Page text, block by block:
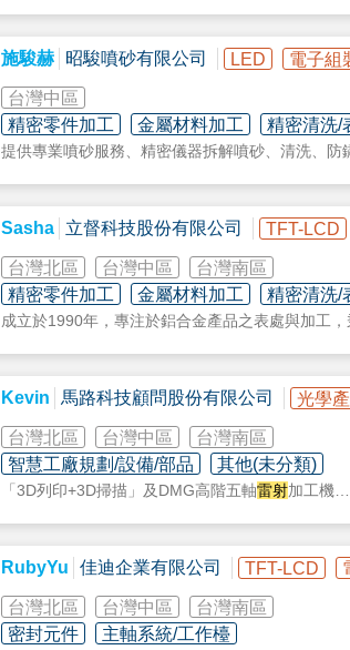
INTAMSYS 品牌專注於工業級FFF/FDM 3D 列印
處理大部分工程塑料的能力，並獲得不同產業的
統包含桌上型列印尺寸為260x260x260mm和不同
陽極處理
表面處理：拋光、噴砂、雷射雕刻、印刷
施駿赫 昭駿噴砂有限公司 LED 電子組
台灣中區
精密零件加工
金屬材料加工 精密清洗/
提供專業噴砂服務、精密儀器拆解噴砂、清洗、防
Sasha 立督科技股份有限公司 TFT-LCD
台灣北區 台灣中區
台灣南區
精密零件加工
金屬材料加工 精密清洗/
成立於1990年，專注於鋁合金產品之表處與加工
2.光電面板設備清洗
3.光電面板設備加工
4.光電設備再生
5.運動器材加工
6.汽機車零配件加工
7.陽極處理、硬質陽極、染色陽極
8.表面處理：拋光、噴砂、雷射雕刻、印刷
立督提供從產品設計到商品化過程的全方位一條
Kevin 馬路科技顧問股份有限公司 光學
台灣北區 台灣中區
台灣南區
智慧工廠規劃/設備/部品
其他(未分類)
「3D列印+3D掃描」及DMG高階五軸雷射加工機
ID工業設計Industrial Design
CAD機構設計CAD Mechanical Design
RubyYu 佳迪企業有限公司 TFT-LCD
台灣北區 台灣中區
台灣南區
密封元件
主軸系統/工作檯